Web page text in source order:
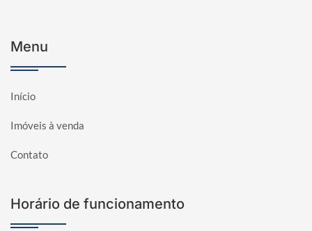
Menu
Início
Imóveis à venda
Contato
Horário de funcionamento